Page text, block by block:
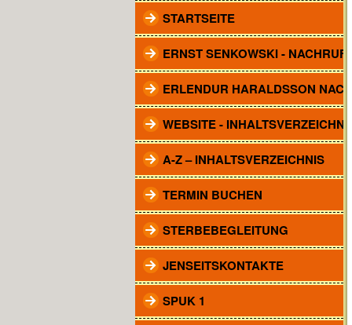
STARTSEITE
ERNST SENKOWSKI - NACHRUF
ERLENDUR HARALDSSON
WEBSITE -
A-Z – INHALTSVERZEICHNIS
TERMIN BUCHEN
STERBEBEGLEITUNG
JENSEITSKONTAKTE
SPUK 1